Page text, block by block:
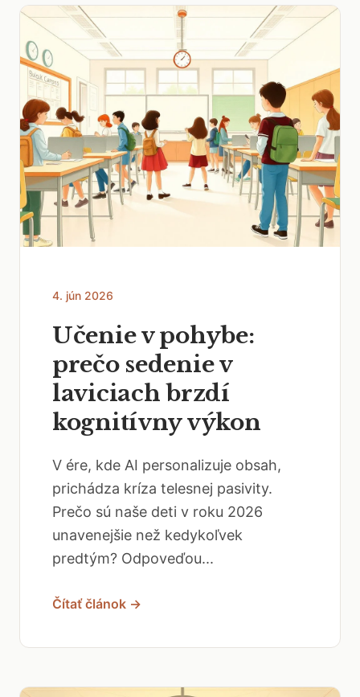
4. jún 2026
Učenie v pohybe:
prečo sedenie v
laviciach brzdí
kognitívny výkon
V ére, kde AI personalizuje obsah,
prichádza kríza telesnej pasivity.
Prečo sú naše deti v roku 2026
unavenejšie než kedykoľvek
predtým? Odpoveďou...
Čítať článok →